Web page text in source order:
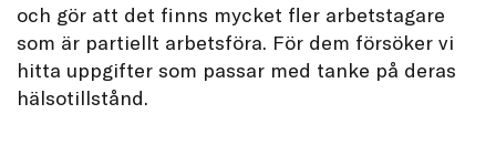
och gör att det finns mycket fler arbetstagare
som är partiellt arbetsföra. För dem försöker vi
hitta uppgifter som passar med tanke på deras
hälsotillstånd.